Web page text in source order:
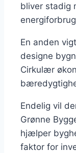
bliver stadig
En anden
designe
Cirkulær
Endelig vil
Grønne
hjælper
faktor for